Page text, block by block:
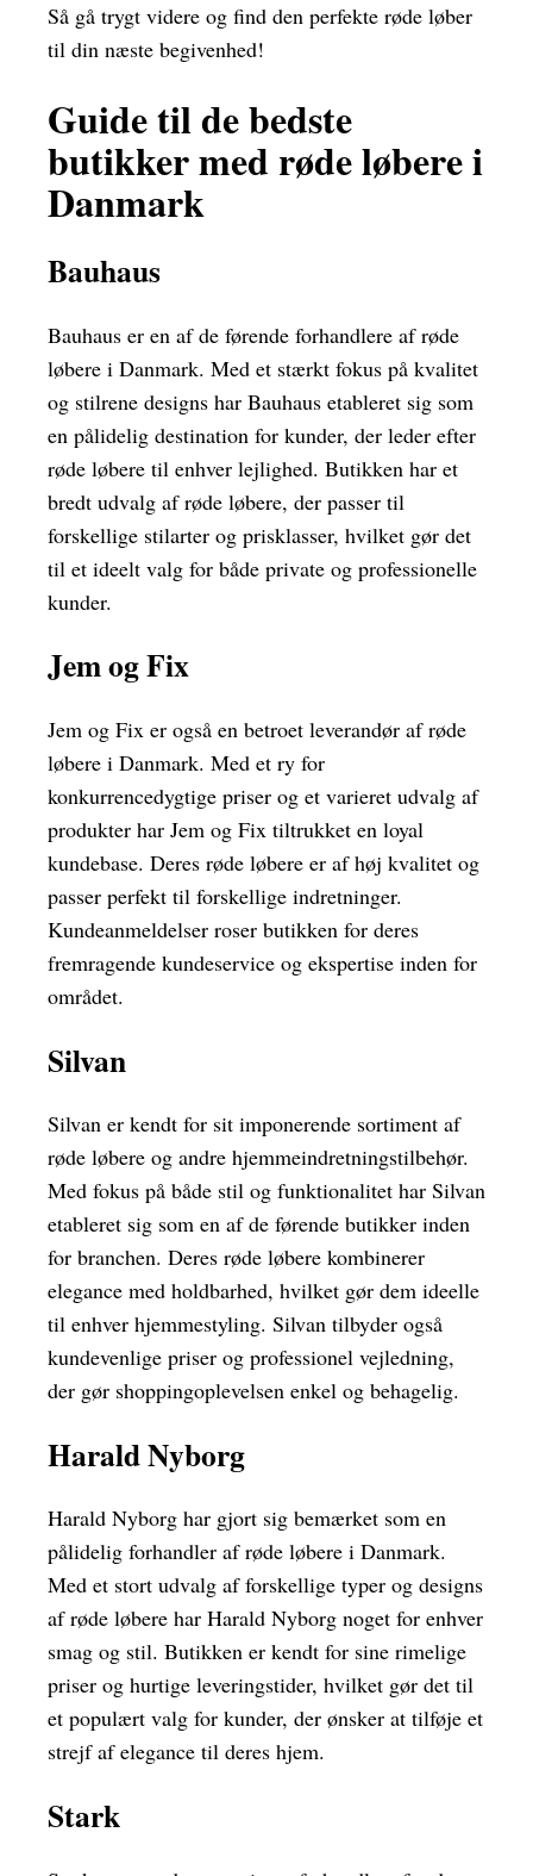
Så gå trygt videre og find den perfekte røde løber
til din næste begivenhed!
Guide til de bedste
butikker med røde løbere i
Danmark
Bauhaus
Bauhaus er en af de førende forhandlere af røde
løbere i Danmark. Med et stærkt fokus på kvalitet
og stilrene designs har Bauhaus etableret sig som
en pålidelig destination for kunder, der leder efter
røde løbere til enhver lejlighed. Butikken har et
bredt udvalg af røde løbere, der passer til
forskellige stilarter og prisklasser, hvilket gør det
til et ideelt valg for både private og professionelle
kunder.
Jem og Fix
Jem og Fix er også en betroet leverandør af røde
løbere i Danmark. Med et ry for
konkurrencedygtige priser og et varieret udvalg af
produkter har Jem og Fix tiltrukket en loyal
kundebase. Deres røde løbere er af høj kvalitet og
passer perfekt til forskellige indretninger.
Kundeanmeldelser roser butikken for deres
fremragende kundeservice og ekspertise inden for
området.
Silvan
Silvan er kendt for sit imponerende sortiment af
røde løbere og andre hjemmeindretningstilbehør.
Med fokus på både stil og funktionalitet har Silvan
etableret sig som en af de førende butikker inden
for branchen. Deres røde løbere kombinerer
elegance med holdbarhed, hvilket gør dem ideelle
til enhver hjemmestyling. Silvan tilbyder også
kundevenlige priser og professionel vejledning,
der gør shoppingoplevelsen enkel og behagelig.
Harald Nyborg
Harald Nyborg har gjort sig bemærket som en
pålidelig forhandler af røde løbere i Danmark.
Med et stort udvalg af forskellige typer og designs
af røde løbere har Harald Nyborg noget for enhver
smag og stil. Butikken er kendt for sine rimelige
priser og hurtige leveringstider, hvilket gør det til
et populært valg for kunder, der ønsker at tilføje et
strejf af elegance til deres hjem.
Stark